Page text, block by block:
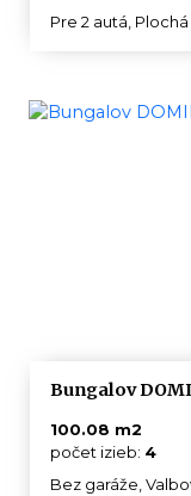
Pre 2 autá,
Bungalov
100.08 m2
počet izieb: 4
Bez garáže,